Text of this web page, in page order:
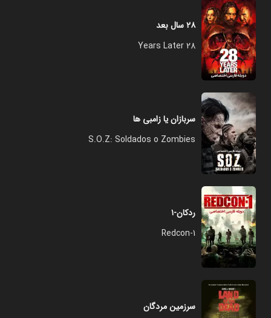
۲۸ سال بعد
28 Years Later
سربازان یا زامبی ها
S.O.Z: Soldados o Zombies
ردکان-۱
Redcon-1
سرزمین مردگان